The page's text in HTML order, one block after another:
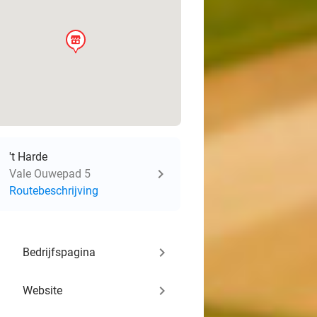
store
't Harde
Vale Ouwepad 5
Routebeschrijving
Bedrijfspagina keyboard_arrow_right
Website keyboard_arrow_right